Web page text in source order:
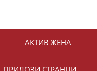
АКТИВ ЖЕНА
ПРИЛОЗИ СТРАНЦИ